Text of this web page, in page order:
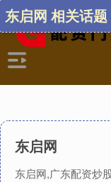
东启网
东启网,广东配资炒
东启网 相关话题